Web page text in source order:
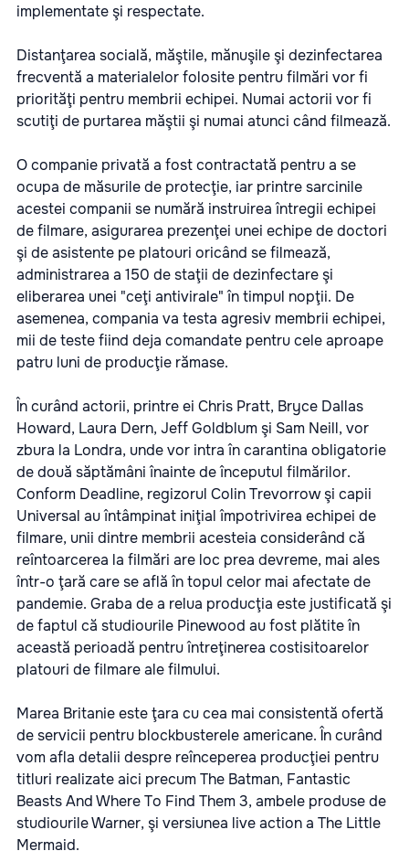
implementate şi respectate.
Distanţarea socială, măştile, mănuşile şi dezinfectarea
frecventă a materialelor folosite pentru filmări vor fi
priorităţi pentru membrii echipei. Numai actorii vor fi
scutiţi de purtarea măştii şi numai atunci când filmează.
O companie privată a fost contractată pentru a se
ocupa de măsurile de protecţie, iar printre sarcinile
acestei companii se numără instruirea întregii echipei
de filmare, asigurarea prezenţei unei echipe de doctori
şi de asistente pe platouri oricând se filmează,
administrarea a 150 de staţii de dezinfectare şi
eliberarea unei "ceţi antivirale" în timpul nopţii. De
asemenea, compania va testa agresiv membrii echipei,
mii de teste fiind deja comandate pentru cele aproape
patru luni de producţie rămase.
În curând actorii, printre ei Chris Pratt, Bryce Dallas
Howard, Laura Dern, Jeff Goldblum şi Sam Neill, vor
zbura la Londra, unde vor intra în carantina obligatorie
de două săptămâni înainte de începutul filmărilor.
Conform Deadline, regizorul Colin Trevorrow şi capii
Universal au întâmpinat iniţial împotrivirea echipei de
filmare, unii dintre membrii acesteia considerând că
reîntoarcerea la filmări are loc prea devreme, mai ales
într-o ţară care se află în topul celor mai afectate de
pandemie. Graba de a relua producţia este justificată şi
de faptul că studiourile Pinewood au fost plătite în
această perioadă pentru întreţinerea costisitoarelor
platouri de filmare ale filmului.
Marea Britanie este ţara cu cea mai consistentă ofertă
de servicii pentru blockbusterele americane. În curând
vom afla detalii despre reînceperea producţiei pentru
titluri realizate aici precum The Batman, Fantastic
Beasts And Where To Find Them 3, ambele produse de
studiourile Warner, şi versiunea live action a The Little
Mermaid.